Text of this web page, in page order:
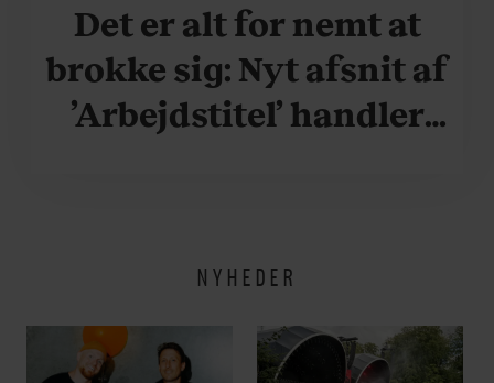
Det er alt for nemt at
brokke sig: Nyt afsnit af
’Arbejdstitel’ handler
NYHEDER